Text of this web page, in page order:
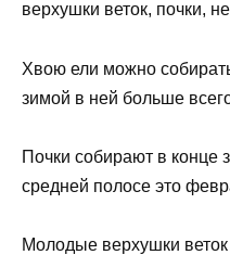
верхушки веток, почки,
Хвою ели можно
зимой в ней больше
Почки собирают в конце
средней полосе это
Молодые верхушки